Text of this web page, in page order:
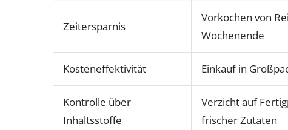
Zeitersparnis
Vorkochen von
Wochenende
Kosteneffektivität Einkauf in
Kontrolle über
Inhaltsstoffe
Verzicht auf
frischer Zutaten